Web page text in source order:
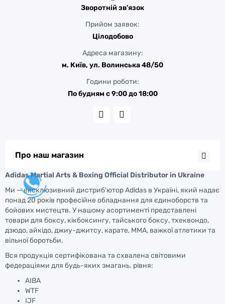
Зворотній зв'язок
Прийом заявок:
Цілодобово
Адреса магазину:
м. Київ, ул. Волинська 48/50
Години роботи:
По будням с 9:00 до 18:00
Про наш магазин
Adidas Martial Arts & Boxing Official Distributor in Ukraine
Ми — ексклюзивний дистриб'ютор Adidas в Україні, який надає
понад 20 років професійне обладнання для єдиноборств та
бойових мистецтв. У нашому асортименті представлені
товари для боксу, кікбоксингу, тайського боксу, тхеквондо,
дзюдо, айкідо, джиу-джитсу, карате, ММА, важкої атлетики та
вільної боротьби.
Вся продукція сертифікована та схвалена світовими
федераціями для будь-яких змагань. рівня:
AIBA
WTF
IJF